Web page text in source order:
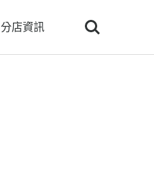
分店資訊
Search